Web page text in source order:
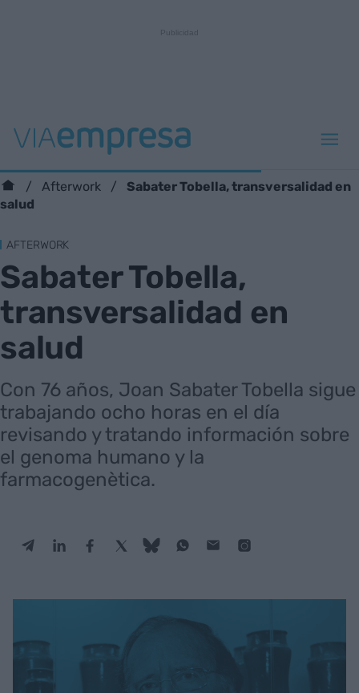
Afterwork
Sabater Tobella, transversalidad en
salud
AFTERWORK
Sabater Tobella,
transversalidad en
salud
Con 76 años, Joan Sabater Tobella sigue
trabajando ocho horas en el día
revisando y tratando información sobre
el genoma humano y la
farmacogenètica.